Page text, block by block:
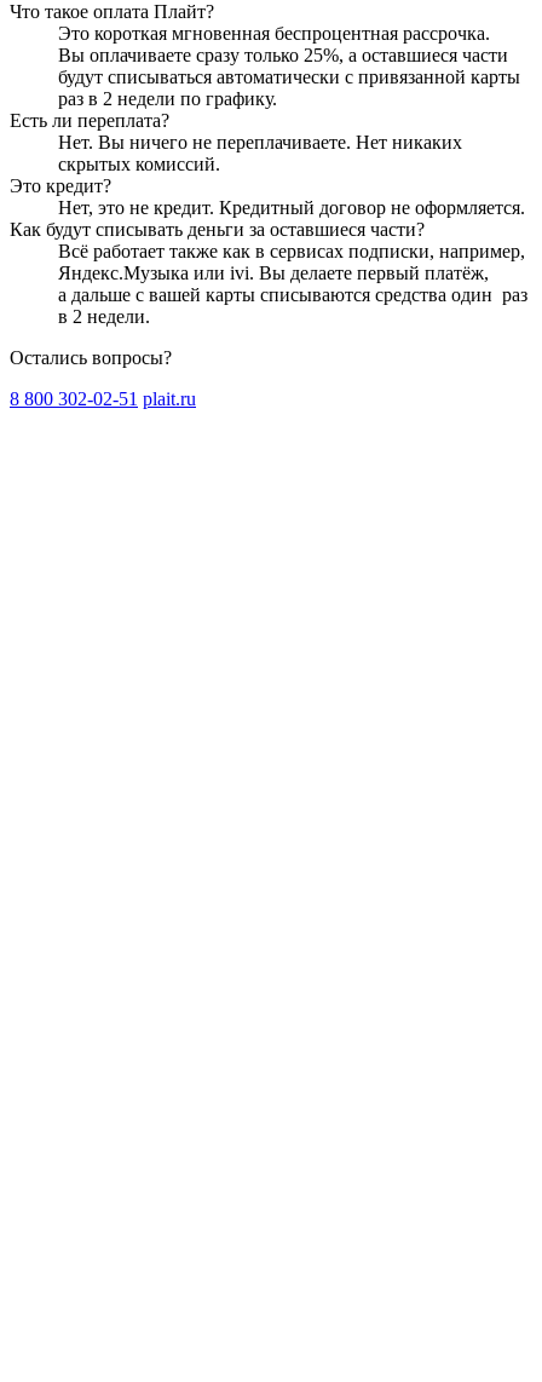
Что такое оплата Плайт?
Это короткая мгновенная беспроцентная рассрочка.
Вы оплачиваете сразу только 25%, а оставшиеся части
будут списываться автоматически с привязанной карты
раз в 2 недели по графику.
Есть ли переплата?
Нет. Вы ничего не переплачиваете. Нет никаких
скрытых комиссий.
Это кредит?
Нет, это не кредит. Кредитный договор не оформляется.
Как будут списывать деньги за оставшиеся части?
Всё работает также как в сервисах подписки, например,
Яндекс.Музыка или ivi. Вы делаете первый платёж,
а дальше с вашей карты списываются средства один раз
в 2 недели.
Остались вопросы?
8 800 302-02-51 plait.ru